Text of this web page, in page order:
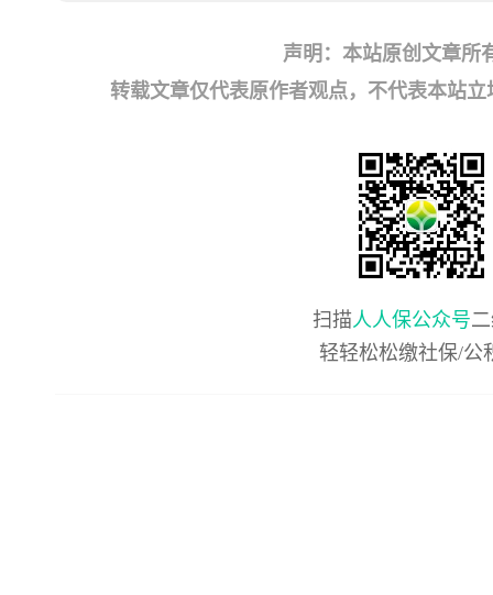
声明：本站原创文章所
转载文章仅代表原作者观点，不代表本站
扫描人人保公众号
轻轻松松缴社保/公